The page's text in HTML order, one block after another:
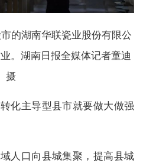
的湖南华联瓷业股份有限公
。湖南日报全媒体记者童迪
摄
主导型县市就要做大做强
口向县城集聚，提高县城